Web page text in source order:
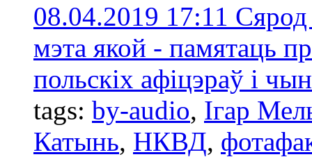
08.04.2019 17:11 Сярод
мэта якой - памятаць
польскіх афіцэраў і
tags: by-audio, Ігар
Катынь, НКВД,